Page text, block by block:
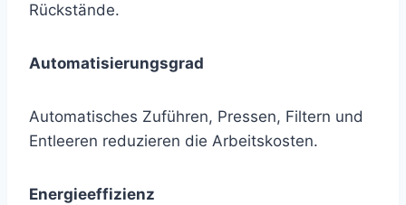
Rückstände.
Automatisierungsgrad
Automatisches Zuführen, Pressen, Filtern und
Entleeren reduzieren die Arbeitskosten.
Energieeffizienz